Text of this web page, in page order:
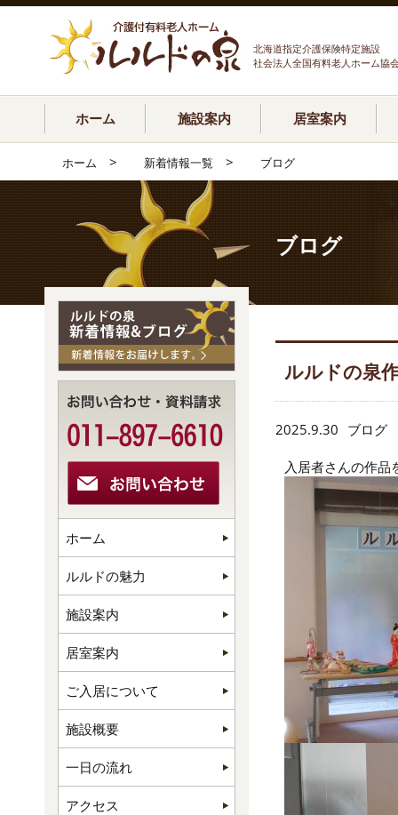
北海道指定介護保険特定施設
社会法人全国有料老人ホーム協
ホーム 施設案内 居室案内
ホーム > 新着情報一覧 > ブログ
ブログ
ルルドの泉
2025.9.30 ブログ
入居者さんの作品
ホーム
ルルドの魅力
施設案内
居室案内
ご入居について
施設概要
一日の流れ
アクセス